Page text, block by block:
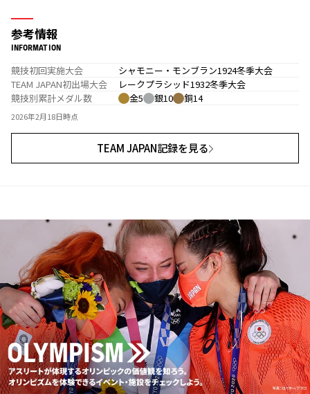
参考情報
INFORMATION
競技初回実施大会
シャモニー・モンブラン1924冬季大会
TEAM JAPAN初出場大会
レークプラシッド1932冬季大会
競技別累計メダル数
金5 銀10 銅14
2026年2月18日時点
TEAM JAPAN記録を見る